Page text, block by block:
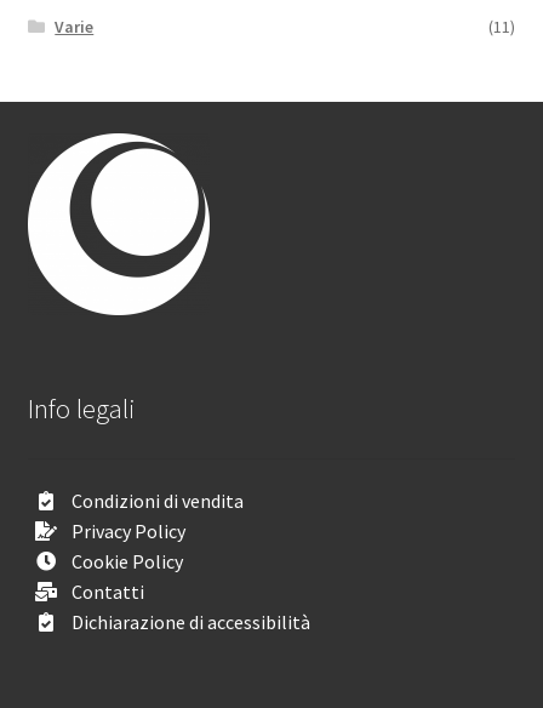
Varie
(11)
Info legali
Condizioni di vendita
Privacy Policy
Cookie Policy
Contatti
Dichiarazione di accessibilità